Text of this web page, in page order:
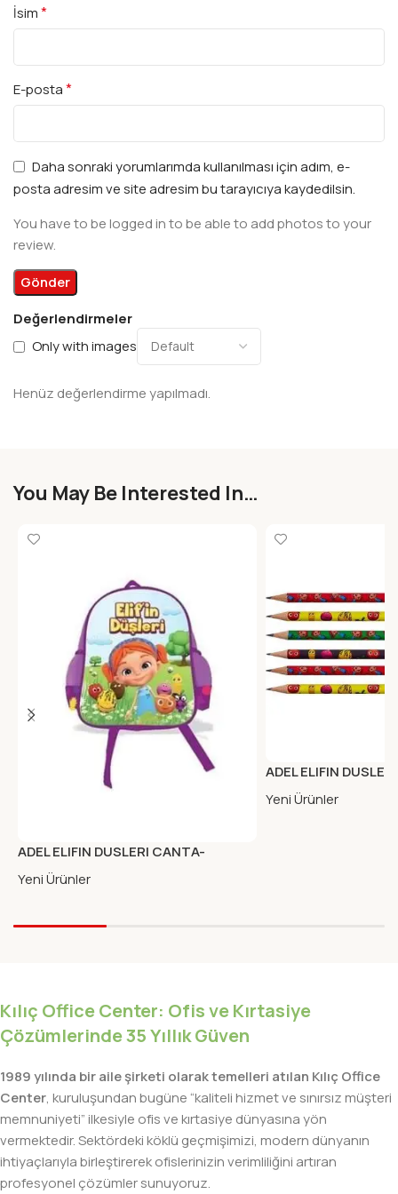
Değerlendirmeler
Only with images
Henüz değerlendirme yapılmadı.
İsim*
E-posta*
Daha sonraki yorumlarımda kullanılması için adım, e-
posta adresim ve site adresim bu tarayıcıya kaydedilsin.
You have to be logged in to be able to add photos to your
review.
You May Be Interested In…
ADEL ELIFIN DUSLERI CANTA-
BESLENME MOR CIFT GOZ
Yeni Ürünler
ADEL ELIFIN
HB (FSC)
Yeni Ürünler
Kılıç Office Center: Ofis ve Kırtasiye
Çözümlerinde 35 Yıllık Güven
1989 yılında bir aile şirketi olarak temelleri atılan Kılıç Office
Center, kuruluşundan bugüne “kaliteli hizmet ve sınırsız müşteri
memnuniyeti” ilkesiyle ofis ve kırtasiye dünyasına yön
vermektedir. Sektördeki köklü geçmişimizi, modern dünyanın
ihtiyaçlarıyla birleştirerek ofislerinizin verimliliğini artıran
profesyonel çözümler sunuyoruz.